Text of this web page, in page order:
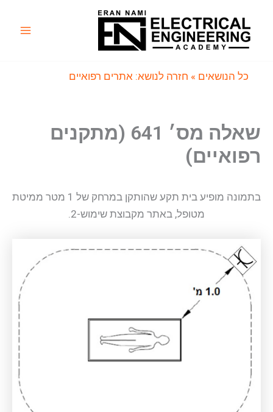
כל הנושאים » חזרה לנושא: אתרים רפואיים
שאלה מס׳ 641 (מתקנים
רפואיים)
בתמונה מופיע בית תקע שהותקן במרחק של 1 מטר ממיטת
מטופל, באתר מקבוצת שימוש-2.